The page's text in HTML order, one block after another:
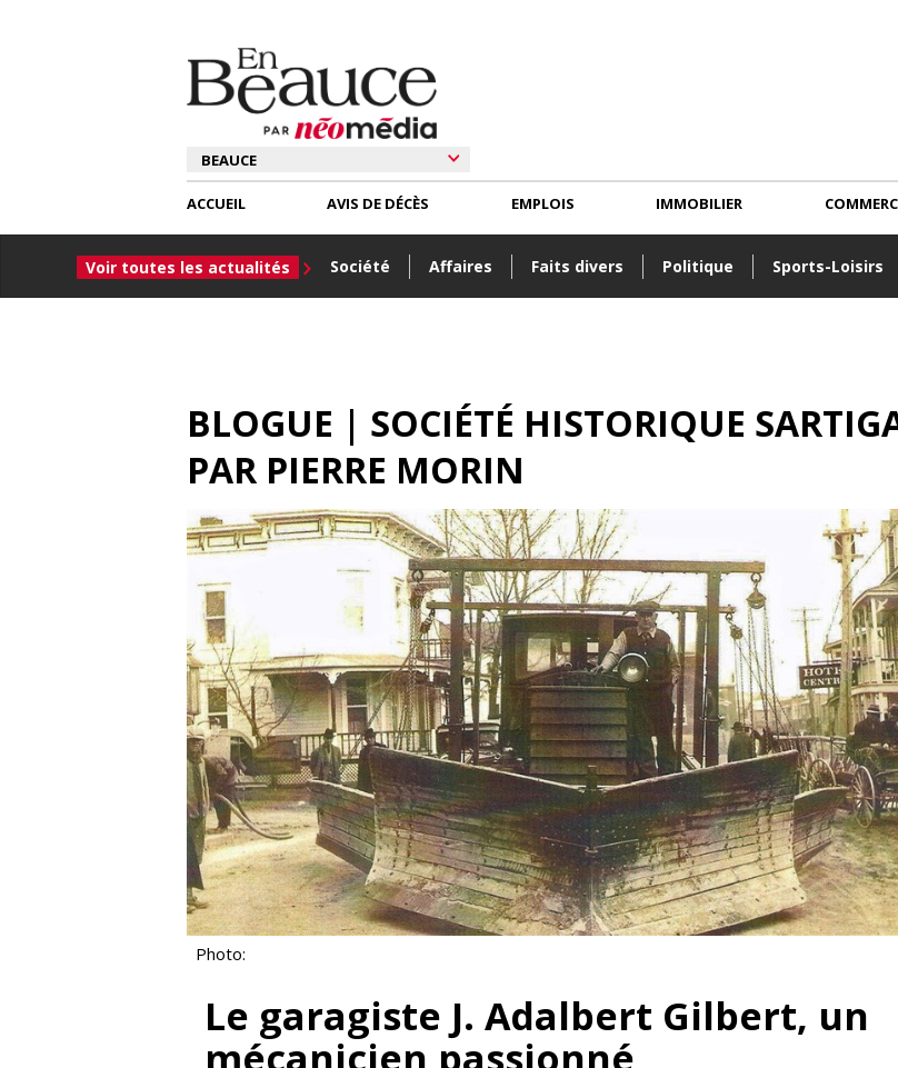
ACCUEIL
Voir toutes les actualités Société Affaires Faits divers Politique Sports-Loisirs
AVIS DE DÉCÈS EMPLOIS IMMOBILIER
BLOGUE | SOCIÉTÉ HISTORIQUE
PAR PIERRE MORIN
Photo:
Le garagiste J. Adalbert Gilbert, un